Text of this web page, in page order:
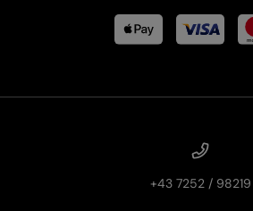
+43 7252 / 98219